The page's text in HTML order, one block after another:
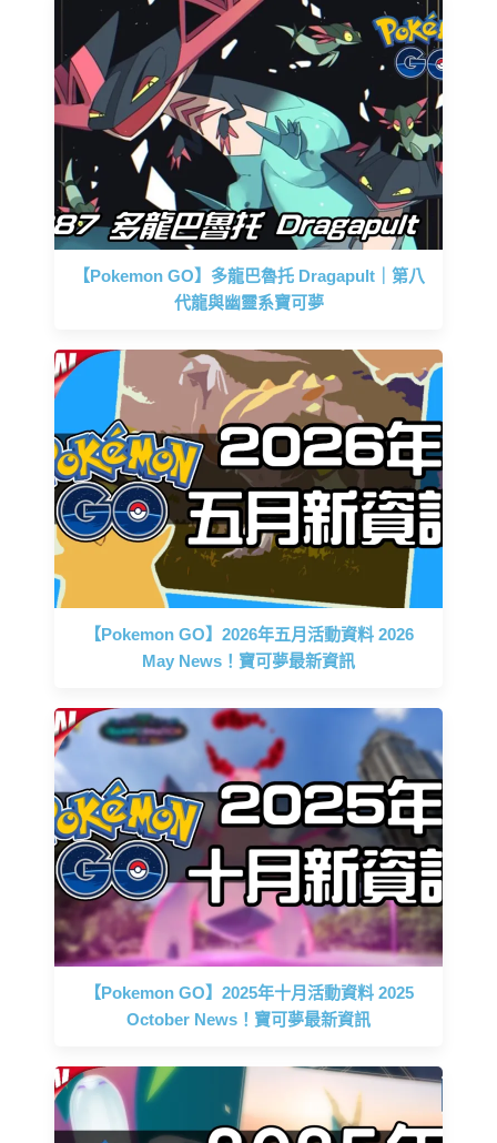
【Pokemon GO】多龍巴魯托 Dragapult｜第八
代龍與幽靈系寶可夢
【Pokemon GO】2026年五月活動資料 2026
May News！寶可夢最新資訊
【Pokemon GO】2025年十月活動資料 2025
October News！寶可夢最新資訊